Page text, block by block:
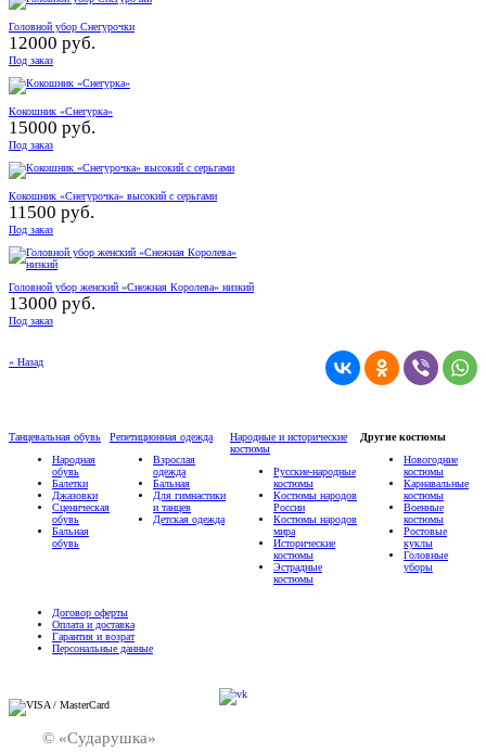
Головной убор Снегурочки
12000 руб.
Под заказ
Кокошник «Снегурка»
15000 руб.
Под заказ
Кокошник «Снегурочка» высокий с серьгами
11500 руб.
Под заказ
Головной убор женский «Снежная Королева» низкий
13000 руб.
Под заказ
« Назад
Танцевальная обувь
Народная
обувь
Балетки
Джазовки
Сценическая
обувь
Бальная
обувь
Репетиционная одежда
Взрослая
одежда
Бальная
Для гимнастики
и танцев
Детская одежда
Народные и исторические
костюмы
Русские-народные
костюмы
Костюмы народов
России
Костюмы народов
мира
Исторические
костюмы
Эстрадные
костюмы
Другие костюмы
Новогодние
костюмы
Карнавальные
костюмы
Военные
костюмы
Ростовые
куклы
Головные
уборы
Договор оферты
Оплата и доставка
Гарантия и возрат
Персональные данные
© «Сударушка»